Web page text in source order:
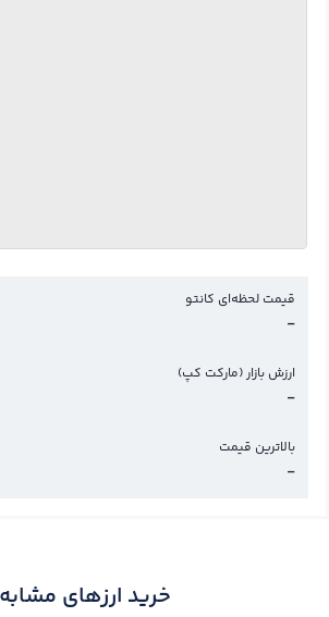
قیمت لحظه‌ای کانتو
-
ارزش بازار (مارکت کپ)
-
بالاترین قیمت
-
خرید ارزهای مشابه